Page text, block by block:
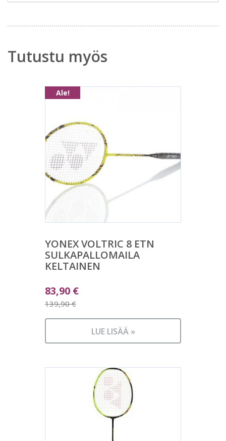
Tutustu myös
Ale!
YONEX VOLTRIC 8 ETN
SULKAPALLOMAILA
KELTAINEN
139,90€
Alkuperäinen
hinta
oli:
83,90 €
Nykyinen
on:
LUE LISÄÄ »